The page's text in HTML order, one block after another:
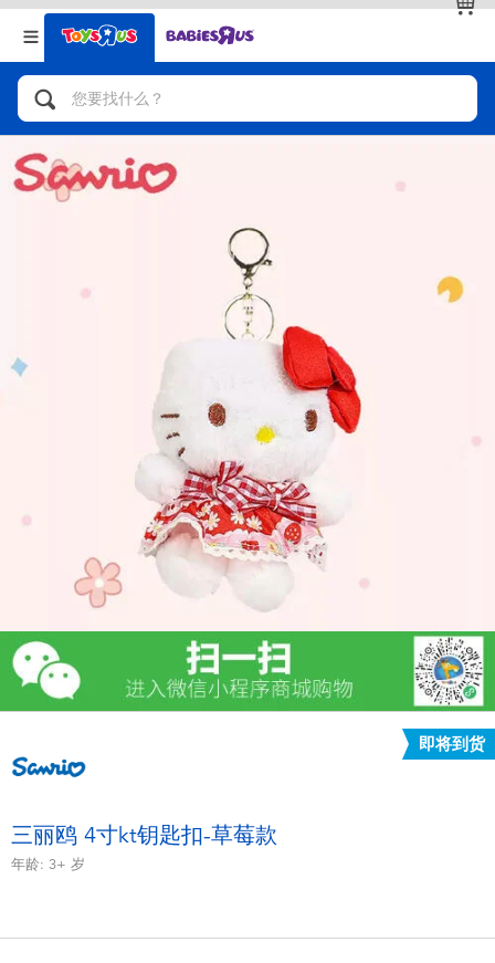
返回
分类目录
人气英雄，角色扮演，射击玩具
自行车，滑板车，骑乘车
拼砌组合及乐高LEGO
玩具车，货车，火车及遥控系列
手工艺，文具，蜡笔，泥胶，画板
娃娃，芭比，收藏公仔
电子玩具
游戏及拼图系列
益智学习玩具
户外及运动产品
派对用品
模仿，化妆及造型系列
夏日
返回
品牌
查看全部
即将到货
三丽鸥 4寸kt钥匙扣-草莓款
年龄: 3+ 岁